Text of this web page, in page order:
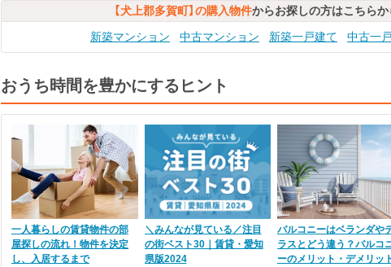
【犬上郡多賀町】の購入物件からお探しの方はこちら
新築マンション
中古マンション 新築一戸建て 中古一
おうち時間を豊かにするヒント
一人暮らしの賃貸物件の部
屋探しの流れ！物件を決定
し、入居するまで
＼みんなが見ている／注目
の街ベスト30｜賃貸・愛知
県版2024
バルコニーはベランダや
ラスとどう違う？バルコ
ーのメリット・デメリッ